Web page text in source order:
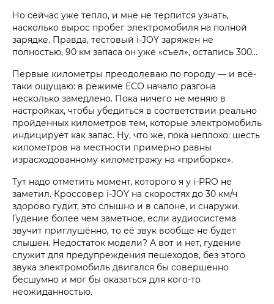
Но сейчас уже тепло, и мне не терпится узнать,
насколько вырос пробег электромобиля на полной
зарядке. Правда, тестовый i‑JOY заряжен не
полностью, 90 км запаса он уже «съел», остались 300…
Первые километры преодолеваю по городу — и всё-
таки ощущаю: в режиме ЕСО начало разгона
несколько замедлено. Пока ничего не меняю в
настройках, чтобы убедиться в соответствии реально
пройденных километров тем, которые электромобиль
индицирует как запас. Ну, что же, пока неплохо: шесть
километров на местности примерно равны
израсходованному километражу на «приборке».
Тут надо отметить момент, которого я у i‑PRO не
заметил. Кроссовер i‑JOY на скоростях до 30 км/ч
здорово гудит, это слышно и в салоне, и снаружи.
Гудение более чем заметное, если аудиосистема
звучит приглушённо, то её звук вообще не будет
слышен. Недостаток модели? А вот и нет, гудение
служит для предупреждения пешеходов, без этого
звука электромобиль двигался бы совершенно
бесшумно и мог бы оказаться для кого-то
неожиданностью.